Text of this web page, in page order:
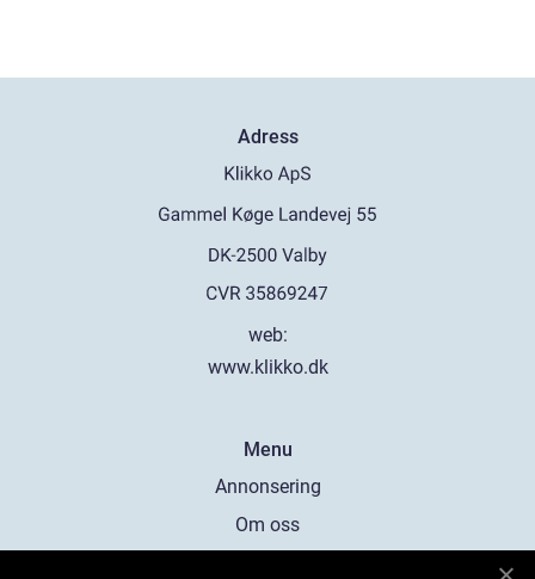
Adress
web:
www.klikko.dk
Menu
Annonsering
Om oss